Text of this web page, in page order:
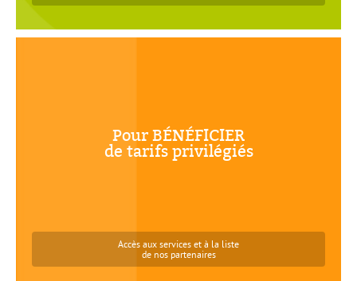
PourBÉNÉFICIER
de tarifs privilégiés
Accès aux services et à la liste
de nos partenaires
Routage marketing AAA DATA
Nos partenaires